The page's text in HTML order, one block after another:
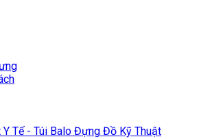
Y Tế - Túi Balo Đựng Đồ Kỹ Thuật